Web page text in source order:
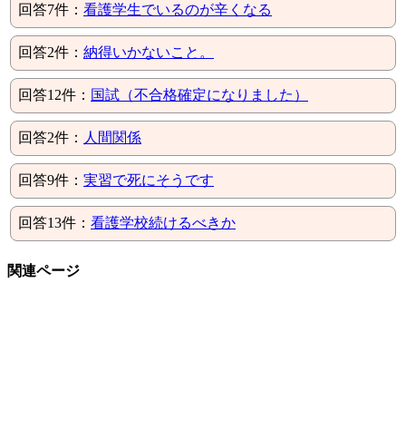
回答7件： 看護学生でいるのが辛くなる
回答2件： 納得いかないこと。
回答12件： 国試（不合格確定になりました）
回答2件： 人間関係
回答9件： 実習で死にそうです
回答13件： 看護学校続けるべきか
関連ページ